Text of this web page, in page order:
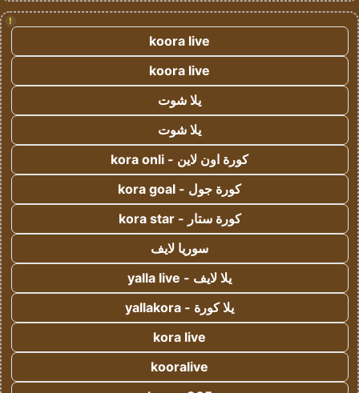
!
koora live
koora live
يلا شوت
يلا شوت
كورة اون لاين - kora onli
كورة جول - kora goal
كورة ستار - kora star
سوريا لايف
يلا لايف - yalla live
يلا كورة - yallakora
kora live
kooralive